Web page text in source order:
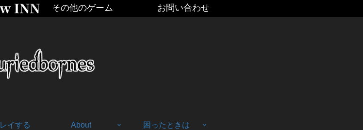
その他のゲーム お問い合わせ
イする About 困ったときは